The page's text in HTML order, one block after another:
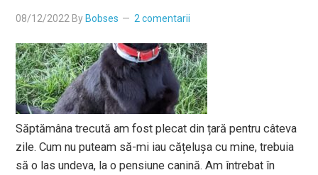
08/12/2022 By Bobses 2 comentarii
Săptămâna trecută am fost plecat din țară pentru câteva
zile. Cum nu puteam să-mi iau cățelușa cu mine, trebuia
să o las undeva, la o pensiune canină. Am întrebat în